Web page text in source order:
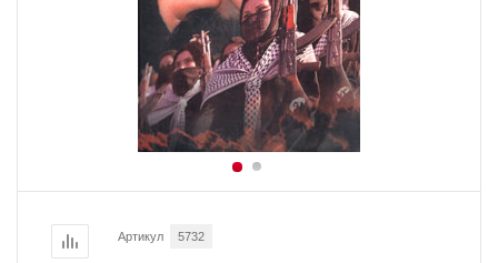
Артикул 5732